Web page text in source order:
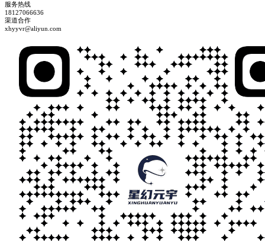
服务热线
18127066636
渠道合作
xhyyvr@aliyun.com